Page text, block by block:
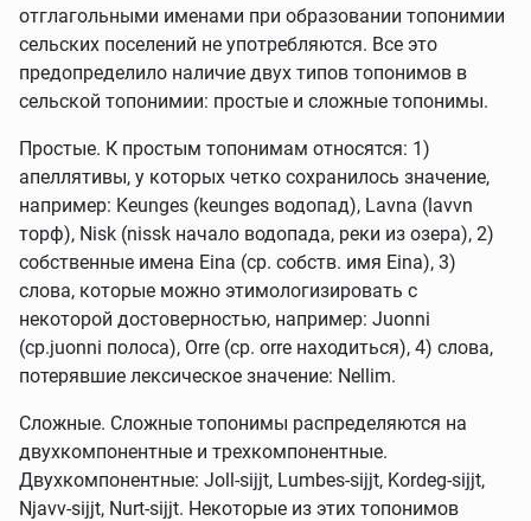
отглагольными именами при образовании топонимии
сельских поселений не употребляются. Все это
предопределило наличие двух типов топонимов в
сельской топонимии: простые и сложные топонимы.
Простые. К простым топонимам относятся: 1)
апеллятивы, у которых четко сохранилось значение,
например: Keunges (keunges водопад), Lavna (lavvn
торф), Nisk (nissk начало водопада, реки из озера), 2)
собственные имена Eina (ср. собств. имя Eina), 3)
слова, которые можно этимологизировать с
некоторой достоверностью, например: Juonni
(ср.juonni полоса), Orre (ср. orre находиться), 4) слова,
потерявшие лексическое значение: Nellim.
Сложные. Сложные топонимы распределяются на
двухкомпонентные и трехкомпонентные.
Двухкомпонентные: Joll-sijjt, Lumbes-sijjt, Kordeg-sijjt,
Njavv-sijjt, Nurt-sijjt. Некоторые из этих топонимов